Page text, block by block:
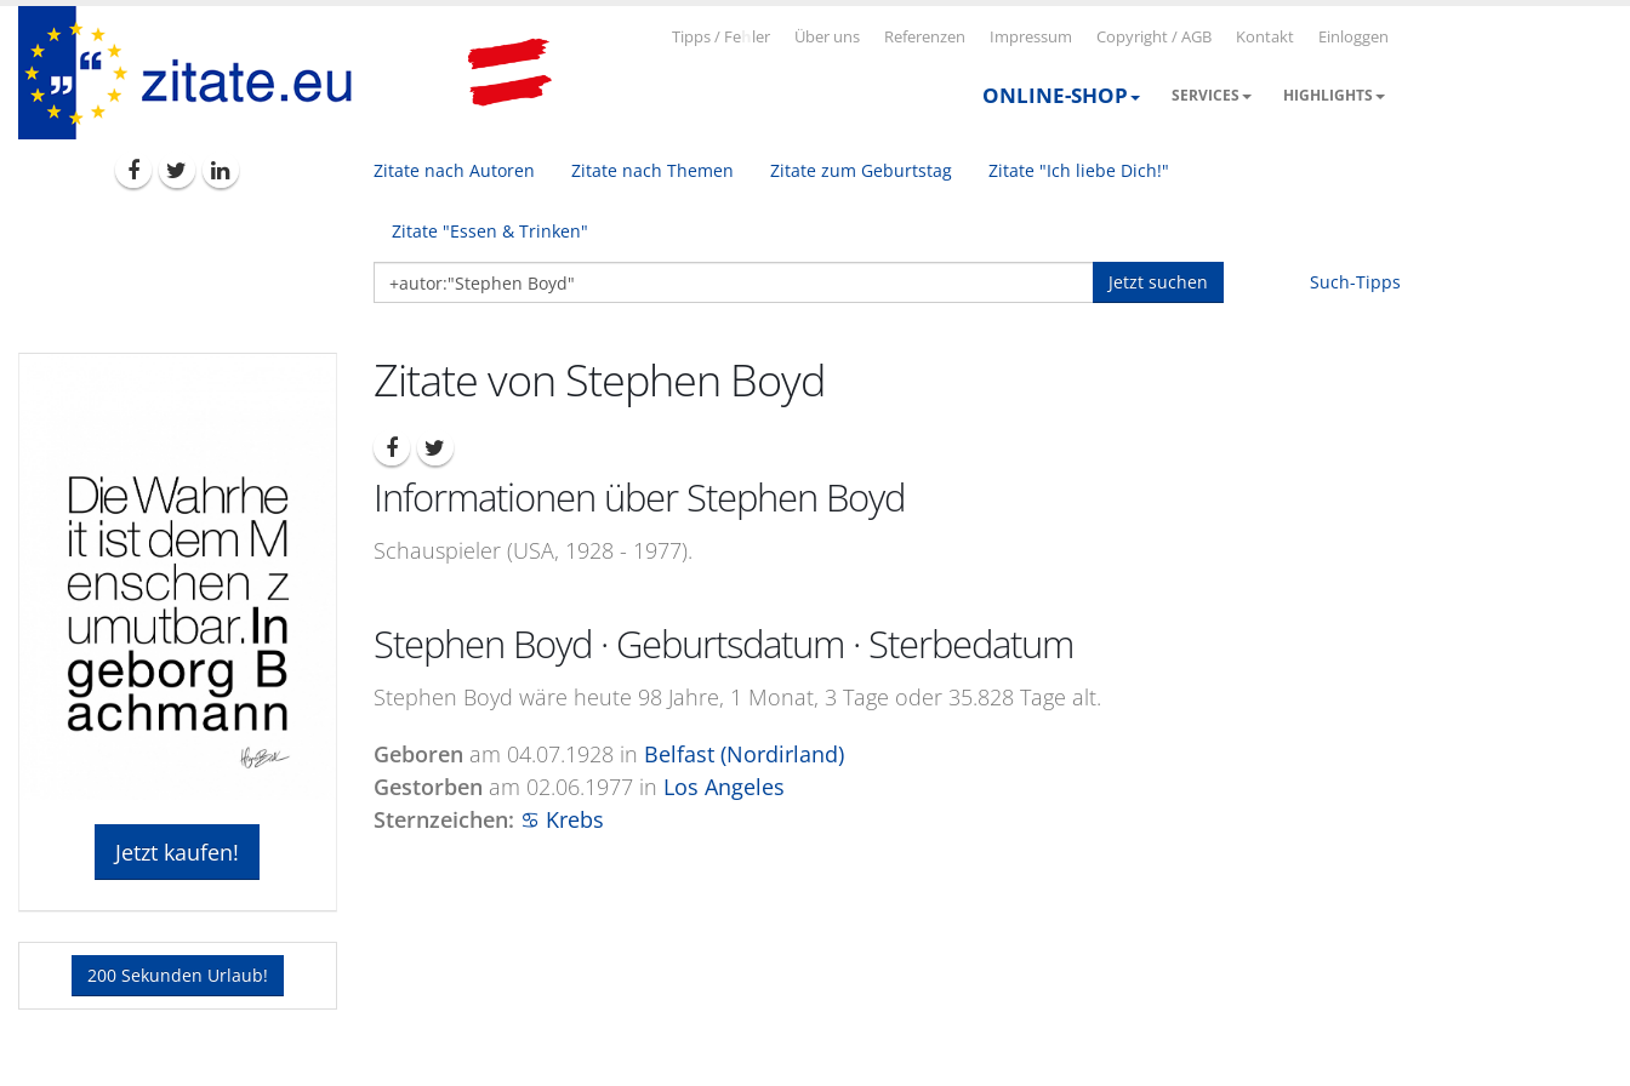
Tipps / Fe ler Über uns Referenzen Impressum Copyright / AGB Kontakt Einloggen
ONLINE-SHOP SERVICES HIGHLIGHTS
Zitate nach Autoren Zitate nach Themen Zitate zum Geburtstag Zitate "Ich liebe Dich!"
Zitate "Essen & Trinken"
Jetzt suchen Such-Tipps
Jetzt kaufen!
200 Sekunden Urlaub!
Zitate von Stephen Boyd
Informationen über Stephen Boyd
Schauspieler (USA, 1928 - 1977).
Stephen Boyd · Geburtsdatum · Sterbedatum
Stephen Boyd wäre heute 98 Jahre, 1 Monat, 3 Tage oder 35.828 Tage alt.
Geboren am 04.07.1928 in Belfast (Nordirland)
Gestorben am 02.06.1977in Los Angeles
Sternzeichen: ♋ Krebs